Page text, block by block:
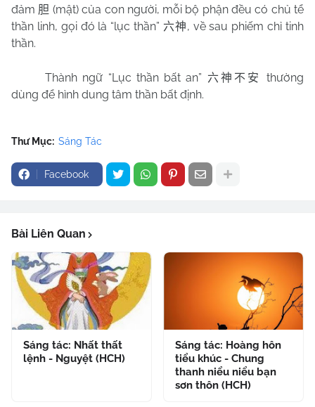
đảm 胆 (mật) của con người, mỗi bộ phận đều có chủ tể
thần linh, gọi đó là “lục thần” 六神, về sau phiếm chỉ tinh
thần.
Thành ngữ “Lục thần bất an” 六神不安
thường
dùng để hình dung tâm thần bất định.
Thư Mục: Sáng Tác
Facebook
Bài Liên Quan
Sáng tác: Nhất thất
lệnh - Nguyệt (HCH)
Sáng tác: Hoàng hôn
tiểu khúc - Chung
thanh niểu niểu bạn
sơn thôn (HCH)